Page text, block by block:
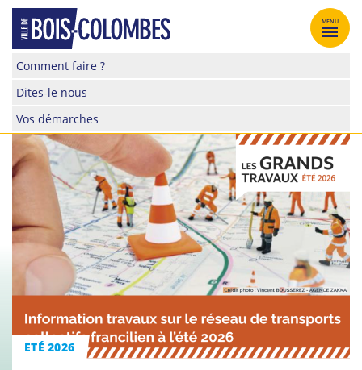
Skip
content
Site
de
la
de
Bois-
Colombes
Comment faire ?
Dites-le nous
Vos démarches
MENU
ETÉ 2026